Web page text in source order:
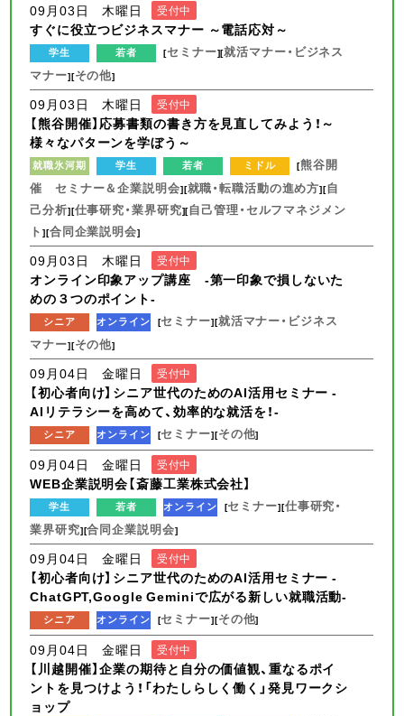
09月03日 木曜日 受付中
すぐに役立つビジネスマナー ～電話応対～
学生 若者 [セミナー][就活マナー・ビジネス
マナー][その他]
09月03日 木曜日 受付中
【熊谷開催】応募書類の書き方を見直してみよう！～
様々なパターンを学ぼう～
就職氷河期 学生 若者 ミドル [熊谷開
催 セミナー＆企業説明会][就職・転職活動の進め方][自
己分析][仕事研究・業界研究][自己管理・セルフマネジメン
ト][合同企業説明会]
09月03日 木曜日 受付中
オンライン印象アップ講座 -第一印象で損しないた
めの３つのポイント-
シニア オンライン [セミナー][就活マナー・ビジネス
マナー][その他]
09月04日 金曜日 受付中
【初心者向け】シニア世代のためのAI活用セミナー -
AIリテラシーを高めて、効率的な就活を！-
シニア オンライン [セミナー][その他]
09月04日 金曜日 受付中
WEB企業説明会【斎藤工業株式会社】
学生 若者 オンライン [セミナー][仕事研究・
業界研究][合同企業説明会]
09月04日 金曜日 受付中
【初心者向け】シニア世代のためのAI活用セミナー -
ChatGPT,Google Geminiで広がる新しい就職活動-
シニア オンライン [セミナー][その他]
09月04日 金曜日 受付中
【川越開催】企業の期待と自分の価値観、重なるポイ
ントを見つけよう！「わたしらしく働く」発見ワークシ
ョップ